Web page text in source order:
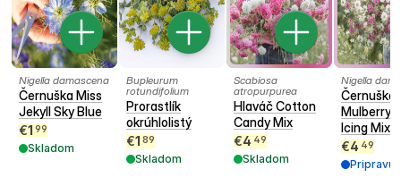
Nigella damascena
Černuška Miss
Jekyll Sky Blue
€1 99
Skladom
Bupleurum
rotundifolium
Prorastlík
okrúhlolistý
€1 89
Skladom
Scabiosa
atropurpurea
Hlaváč Cotton
Candy Mix
€4 49
Skladom
Nigella
Černuška
Mulberry
Icing Mix
€4 49